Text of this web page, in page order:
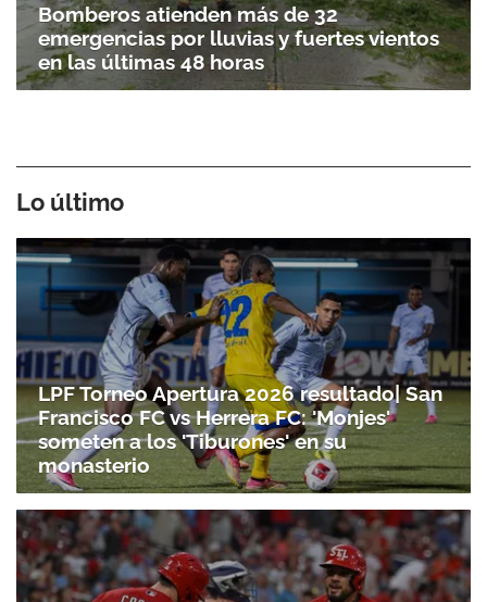
Bomberos atienden más de 32
emergencias por lluvias y fuertes vientos
en las últimas 48 horas
Lo último
LPF Torneo Apertura 2026 resultado| San
Francisco FC vs Herrera FC: 'Monjes'
someten a los 'Tiburones' en su
monasterio